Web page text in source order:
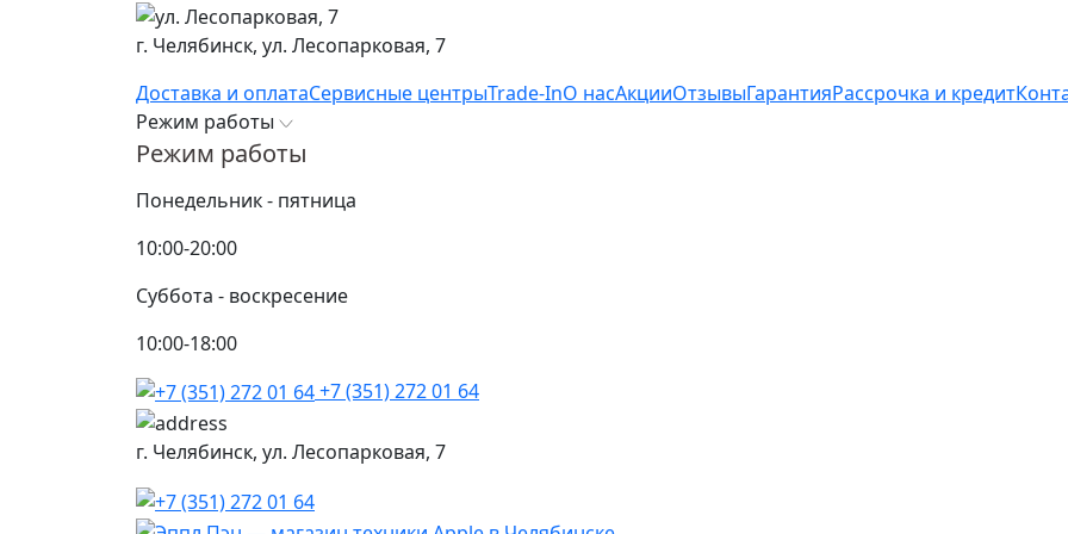
г. Челябинск, ул. Лесопарковая, 7
Доставка и оплатаСервисные центрыTrade-InО насАкцииОтзывыГарантияРассрочка и кредит
Режим работы
Режим работы
Понедельник - пятница
10:00-20:00
Суббота - воскресение
10:00-18:00
+7 (351) 272 01 64
г. Челябинск, ул. Лесопарковая, 7